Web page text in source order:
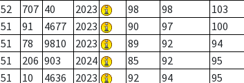
52 707 40 2023 98 98 103
51 91 4677 2023 90 97 100
51 78 9810 2023 89 92 94
51 206 903 2024 85 92 95
51 10 4636 2023 92 94 95